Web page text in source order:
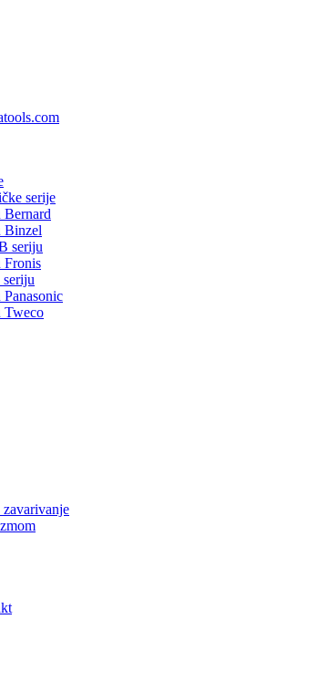
serije
Bernard
Binzel
seriju
Fronis
Tweco